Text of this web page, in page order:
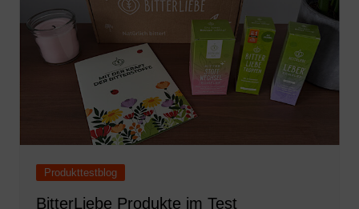
Produkttestblog
BitterLiebe Produkte im Test